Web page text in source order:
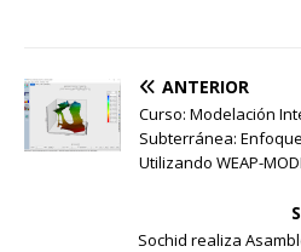
o
o
k
ANTERIOR
Curso: Modelación
Subterránea:
Utilizando WEAP-
Sochid realiza